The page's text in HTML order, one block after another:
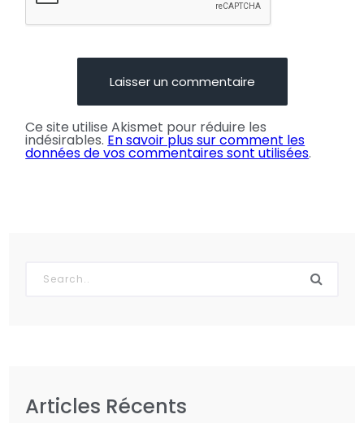
Ce site utilise Akismet pour réduire les
indésirables. En savoir plus sur comment les
données de vos commentaires sont utilisées.
Articles Récents